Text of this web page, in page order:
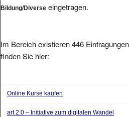
Bildung/Diverse eingetragen.
Im Bereich existieren 446
finden Sie hier:
Online Kurse kaufen
art 2.0 – Initiative zum digitalen Wandel